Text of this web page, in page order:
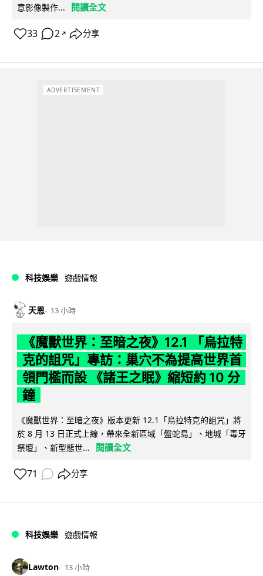
意影像製作...
閱讀全文
33 2 ↗ 分享
ADVERTISEMENT
科技娛樂 遊戲情報
天恩 13 小時
《魔獸世界：至暗之夜》12.1 「烏拉特
克的詛咒」專訪：巢穴不為提高世界首
領門檻而設 《諸王之眠》縮短約 10 分
鐘
《魔獸世界：至暗之夜》版本更新 12.1「烏拉特克的詛咒」將
於 8 月 13 日正式上線，帶來全新區域「盤蛇島」、地城「毒牙
祭壇」、新型態世...
閱讀全文
71 分享
科技娛樂 遊戲情報
Lawton 13 小時